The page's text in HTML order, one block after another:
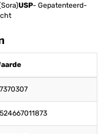
USP- Gepatenteerd-